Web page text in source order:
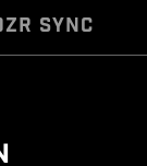
SYNC
EL